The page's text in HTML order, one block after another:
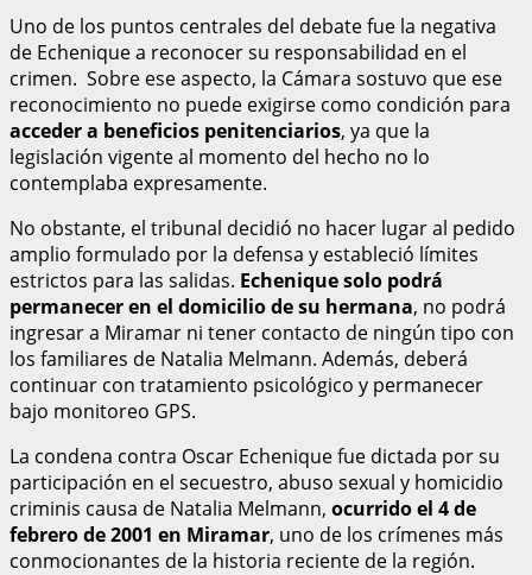
Uno de los puntos centrales del debate fue la negativa
de Echenique a reconocer su responsabilidad en el
crimen. Sobre ese aspecto, la Cámara sostuvo que ese
reconocimiento no puede exigirse como condición para
acceder a beneficios penitenciarios, ya que la
legislación vigente al momento del hecho no lo
contemplaba expresamente.
No obstante, el tribunal decidió no hacer lugar al pedido
amplio formulado por la defensa y estableció límites
estrictos para las salidas. Echenique solo podrá
permanecer en el domicilio de su hermana, no podrá
ingresar a Miramar ni tener contacto de ningún tipo con
los familiares de Natalia Melmann. Además, deberá
continuar con tratamiento psicológico y permanecer
bajo monitoreo GPS.
La condena contra Oscar Echenique fue dictada por su
participación en el secuestro, abuso sexual y homicidio
criminis causa de Natalia Melmann, ocurrido el 4 de
febrero de 2001 en Miramar, uno de los crímenes más
conmocionantes de la historia reciente de la región.